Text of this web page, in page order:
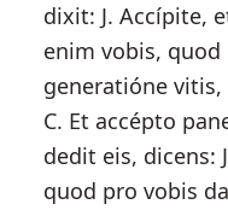
dixit: J. Accípite,
enim vobis,
generatióne
C. Et accépto
dedit eis, dicens:
quod pro vobis